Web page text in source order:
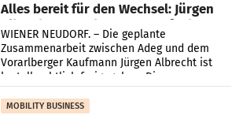
Alles bereit für den Wechsel: Jürgen
Albrecht setzt ab 1.1.2027 auf Adeg
WIENER NEUDORF. – Die geplante
Zusammenarbeit zwischen Adeg und dem
Vorarlberger Kaufmann Jürgen Albrecht ist
kartellrechtlich freigegeben: Die
Bundeswettbewerbsbehörde und der
Bundeskartellanwalt
MOBILITY BUSINESS